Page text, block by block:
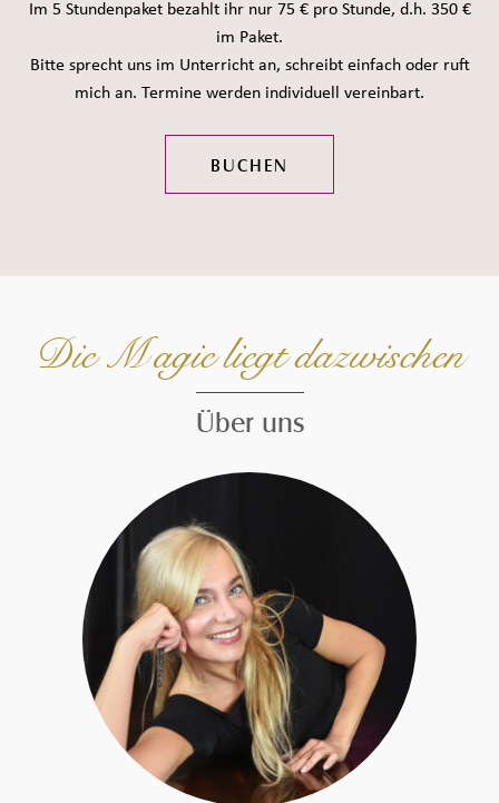
Im 5 Stundenpaket bezahlt ihr nur 75 € pro Stunde, d.h. 350 €
im Paket.
Bitte sprecht uns im Unterricht an, schreibt einfach oder ruft
mich an. Termine werden individuell vereinbart.
BUCHEN
Die Magie liegt dazwischen
Über uns
Seiteninhalt überspringen und zur Fußzeile gehen